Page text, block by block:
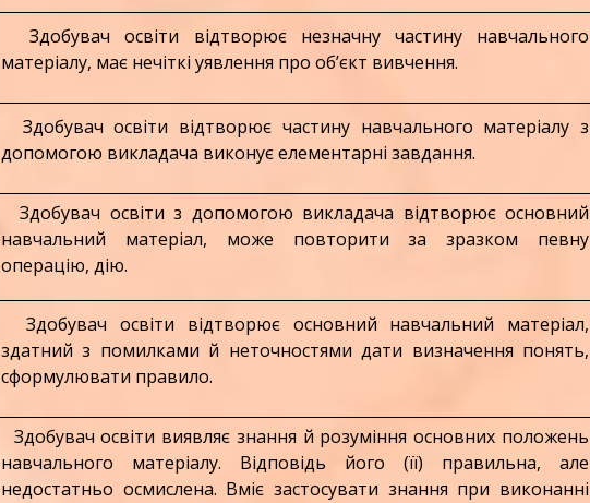
Здобувач освіти відтворює незначну частину навчального
матеріалу, має нечіткі уявлення про об’єкт вивчення.
Здобувач освіти відтворює частину навчального матеріалу з
допомогою викладача виконує елементарні завдання.
Здобувач освіти з допомогою викладача відтворює основний
навчальний матеріал, може повторити за зразком певну
операцію, дію.
Здобувач освіти відтворює основний навчальний матеріал,
здатний з помилками й неточностями дати визначення понять,
сформулювати правило.
Здобувач освіти виявляє знання й розуміння основних положень
навчального матеріалу. Відповідь його (її) правильна, але
недостатньо осмислена. Вміє застосувати знання при виконанні